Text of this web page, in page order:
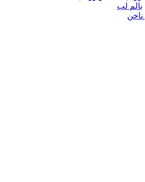
بالم لب
ناخن